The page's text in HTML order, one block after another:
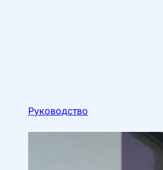
Руководство